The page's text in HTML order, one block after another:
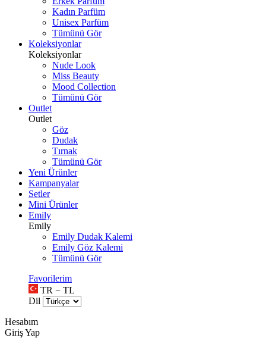
Kadın Parfüm
Unisex Parfüm
Tümünü Gör
Koleksiyonlar
Koleksiyonlar
Nude Look
Miss Beauty
Mood Collection
Tümünü Gör
Outlet
Outlet
Göz
Dudak
Tırnak
Tümünü Gör
Yeni Ürünler
Kampanyalar
Setler
Mini Ürünler
Emily
Emily
Emily Dudak Kalemi
Emily Göz Kalemi
Tümünü Gör
Favorilerim
TR − TL
Dil
Hesabım
Giriş Yap